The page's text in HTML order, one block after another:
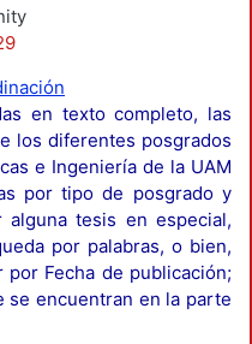
en texto completo, las
los diferentes posgrados
e Ingeniería de la UAM
por tipo de posgrado y
alguna tesis en especial,
por palabras, o bien,
Fecha de publicación;
se encuentran en la parte